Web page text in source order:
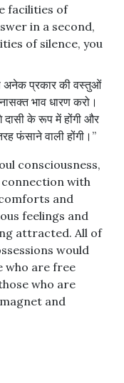
facilities of
in a second,
of silence, you
अनेक प्रकार की वस्तुओं
भाव धारण करो।
के रूप में होंगी और
फंसाने वाली होंगी।”
consciousness,
with
and
feelings and
attracted. All of
would
who are free
who are
and